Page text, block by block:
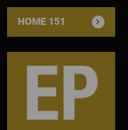
HOME 151